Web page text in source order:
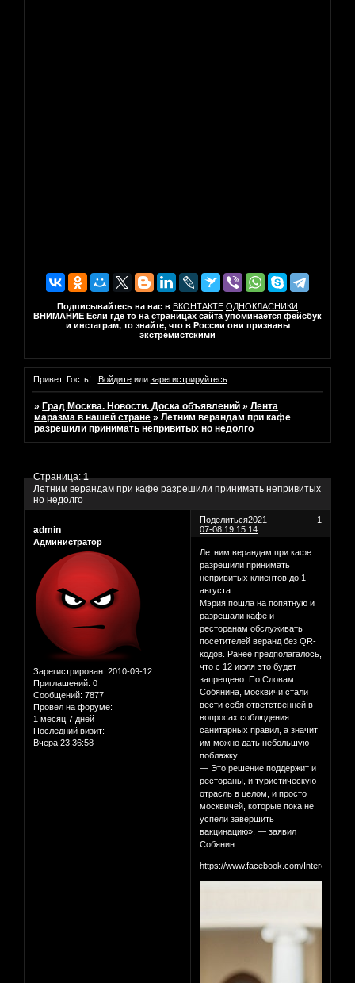
Подписывайтесь на нас в ВКОНТАКТЕ ОДНОКЛАСНИКИ
ВНИМАНИЕ Если где то на страницах сайта упоминается фейсбук
и инстаграм, то знайте, что в России они признаны
экстремистскими
Привет, Гость! Войдитеили зарегистрируйтесь.
» Град Москва. Новости. Доска объявлений »Лента
маразма в нашей стране »Летним верандам при кафе
разрешили принимать непривитых но недолго
Летним верандам при кафе разрешили принимать непривитых
но недолго
Страница:1
Поделиться 1
2021-
07-08 19:15:14
admin
Администратор
Зарегистрирован: 2010-09-12
Приглашений: 0
Сообщений: 7877
Провел на форуме:
1 месяц 7 дней
Последний визит:
Вчера 23:36:58
Летним верандам при кафе
разрешили принимать
непривитых клиентов до 1
августа
Мэрия пошла на попятную и
разрешали кафе и
ресторанам обслуживать
посетителей веранд без QR-
кодов. Ранее предполагалось,
что с 12 июля это будет
запрещено. По Словам
Собянина, москвичи стали
вести себя ответственней в
вопросах соблюдения
санитарных правил, а значит
им можно дать небольшую
поблажку.
— Это решение поддержит и
рестораны, и туристическую
отрасль в целом, и просто
москвичей, которые пока не
успели завершить
вакцинацию», — заявил
Собянин.
https://www.facebook.com/